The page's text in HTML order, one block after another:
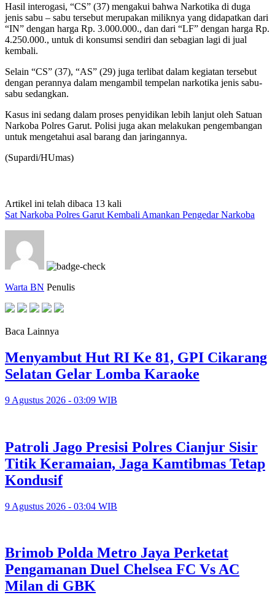
Hasil interogasi, “CS” (37) mengakui bahwa Narkotika di duga
jenis sabu – sabu tersebut merupakan miliknya yang didapatkan dari
“IN” dengan harga Rp. 3.000.000., dan dari “LF” dengan harga Rp.
4.250.000., untuk di konsumsi sendiri dan sebagian lagi di jual
kembali.
Selain “CS” (37), “AS” (29) juga terlibat dalam kegiatan tersebut
dengan perannya dalam mengambil tempelan narkotika jenis sabu-
sabu sedangkan.
Kasus ini sedang dalam proses penyidikan lebih lanjut oleh Satuan
Narkoba Polres Garut. Polisi juga akan melakukan pengembangan
untuk mengetahui asal barang dan jaringannya.
(Supardi/HUmas)
Artikel ini telah dibaca 13 kali
Sat Narkoba Polres Garut Kembali Amankan Pengedar Narkoba
Warta BN Penulis
Baca Lainnya
Menyambut Hut RI Ke 81, GPI Cikarang
Selatan Gelar Lomba Karaoke
9 Agustus 2026 - 03:09 WIB
Patroli Jago Presisi Polres Cianjur Sisir
Titik Keramaian, Jaga Kamtibmas Tetap
Kondusif
9 Agustus 2026 - 03:04 WIB
Brimob Polda Metro Jaya Perketat
Pengamanan Duel Chelsea FC Vs AC
Milan di GBK